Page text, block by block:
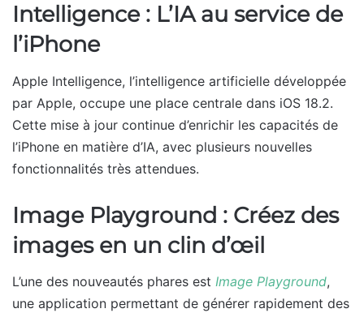
Intelligence : L’IA au service de
l’iPhone
Apple Intelligence, l’intelligence artificielle développée
par Apple, occupe une place centrale dans iOS 18.2.
Cette mise à jour continue d’enrichir les capacités de
l’iPhone en matière d’IA, avec plusieurs nouvelles
fonctionnalités très attendues.
Image Playground : Créez des
images en un clin d’œil
L’une des nouveautés phares est Image Playground,
une application permettant de générer rapidement des